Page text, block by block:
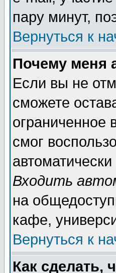
пару минут,
Вернуться к
Почему меня
Если вы не
сможете
ограниченное
смог
Входить
на
кафе,
Вернуться к
Как сделать,